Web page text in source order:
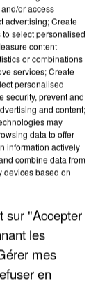
or access
advertising; Create
select personalised
content
or combinations
services; Create
personalised
security, prevent and
and content;
may
data to offer
information actively
combine data from
devices based on
sur "Accepter
les
mes
en